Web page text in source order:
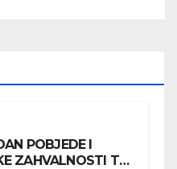
POBJEDE I
ZAHVALNOSTI TE